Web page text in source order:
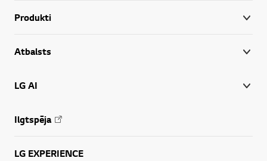
Produkti
Atbalsts
LG AI
Ilgtspēja
LG EXPERIENCE